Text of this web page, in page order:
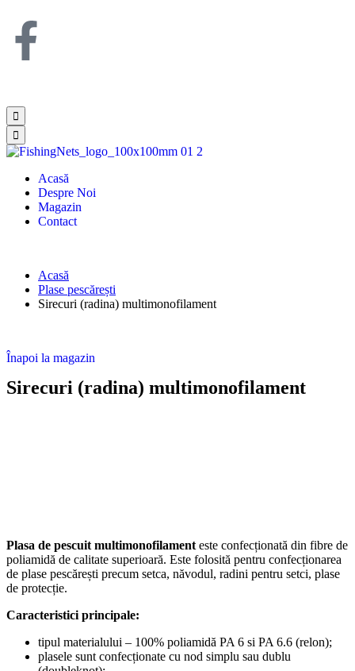
Acasă
Despre Noi
Magazin
Contact
Acasă
Plase pescărești
Sirecuri (radina) multimonofilament
Înapoi la magazin
Sirecuri (radina) multimonofilament
Plasa de pescuit multimonofilament este confecționată din fibre de
poliamidă de calitate superioară. Este folosită pentru confecționarea
de plase pescărești precum setca, năvodul, radini pentru setci, plase
de protecție.
Caracteristici principale:
tipul materialului – 100% poliamidă PA 6 si PA 6.6 (relon);
plasele sunt confecționate cu nod simplu sau dublu